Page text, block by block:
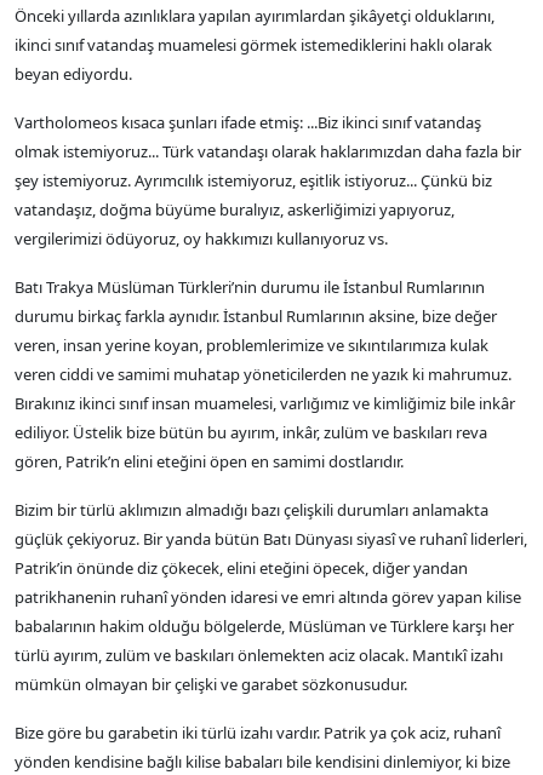
Önceki yıllarda azınlıklara yapılan ayırımlardan şikâyetçi olduklarını,
ikinci sınıf vatandaş muamelesi görmek istemediklerini haklı olarak
beyan ediyordu.
Vartholomeos kısaca şunları ifade etmiş: ...Biz ikinci sınıf vatandaş
olmak istemiyoruz... Türk vatandaşı olarak haklarımızdan daha fazla bir
şey istemiyoruz. Ayrımcılık istemiyoruz, eşitlik istiyoruz... Çünkü biz
vatandaşız, doğma büyüme buralıyız, askerliğimizi yapıyoruz,
vergilerimizi ödüyoruz, oy hakkımızı kullanıyoruz vs.
Batı Trakya Müslüman Türkleri’nin durumu ile İstanbul Rumlarının
durumu birkaç farkla aynıdır. İstanbul Rumlarının aksine, bize değer
veren, insan yerine koyan, problemlerimize ve sıkıntılarımıza kulak
veren ciddi ve samimi muhatap yöneticilerden ne yazık ki mahrumuz.
Bırakınız ikinci sınıf insan muamelesi, varlığımız ve kimliğimiz bile inkâr
ediliyor. Üstelik bize bütün bu ayırım, inkâr, zulüm ve baskıları reva
gören, Patrik’n elini eteğini öpen en samimi dostlarıdır.
Bizim bir türlü aklımızın almadığı bazı çelişkili durumları anlamakta
güçlük çekiyoruz. Bir yanda bütün Batı Dünyası siyasî ve ruhanî liderleri,
Patrik’in önünde diz çökecek, elini eteğini öpecek, diğer yandan
patrikhanenin ruhanî yönden idaresi ve emri altında görev yapan kilise
babalarının hakim olduğu bölgelerde, Müslüman ve Türklere karşı her
türlü ayırım, zulüm ve baskıları önlemekten aciz olacak. Mantıkî izahı
mümkün olmayan bir çelişki ve garabet sözkonusudur.
Bize göre bu garabetin iki türlü izahı vardır. Patrik ya çok aciz, ruhanî
yönden kendisine bağlı kilise babaları bile kendisini dinlemiyor, ki bize